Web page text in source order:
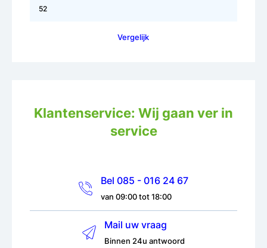
52
Vergelijk
Klantenservice: Wij gaan ver in
service
Bel 085 - 016 24 67
van 09:00 tot 18:00
Mail uw vraag
Binnen 24u antwoord